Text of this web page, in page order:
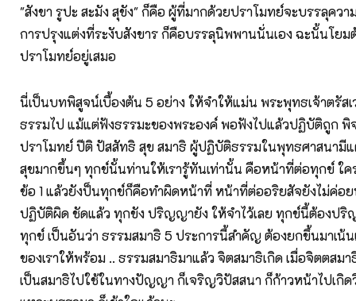
"สังขา รูปะ สะมัง สุขัง" ก็คือ ผู้ที่มากด้วยปราโมทย์จะบรรลุคว
การปรุงแต่งที่ระงับสังขาร ก็คือบรรลุนิพพานนั่นเอง ฉะนั้นโยม
ปราโมทย์อยู่เสมอ
นี่เป็นบทพิสูจน์เบื้องต้น 5 อย่าง ให้จำให้แม่น พระพุทธเจ้าตรัส
ธรรมไป แม้แต่ฟังธรรมะของพระองค์ พอฟังไปแล้วปฏิบัติถูก พิ
ปราโมทย์ ปีติ ปัสสัทธิ สุข สมาธิ ผู้ปฏิบัติธรรมในพุทธศาสนามี
สุขมากขึ้นๆ ทุกข์นั้นท่านให้เรารู้ทันเท่านั้น คือหน้าที่ต่อทุกข์ ใค
ข้อ 1 แล้วยังป็นทุกข์ก็คือทำผิดหน้าที่ หน้าที่ต่ออริยสัจยังไม่ค่อ
ปฏิบัติผิด ชัดแล้ว ทุกขัง ปริญญายัง ให้จำไว้เลย ทุกข์นี้ต้องป
ทุกข์ เป็นอันว่า ธรรมสมาธิ 5 ประการนี้สำคัญ ต้องยกขึ้นมาเน้
ของเราให้พร้อม .. ธรรมสมาธิมาแล้ว จิตสมาธิเกิด เมื่อจิตตสม
เป็นสมาธิไปใช้ในทางปัญญา ก็เจริญวิปัสสนา ก็ก้าวหน้าไปเกิ